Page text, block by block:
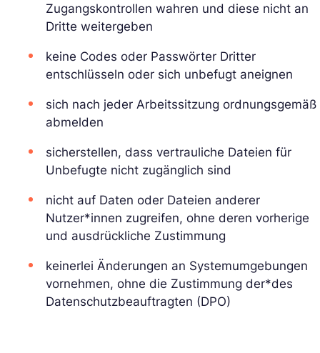
Zugangskontrollen wahren und diese nicht an
Dritte weitergeben
keine Codes oder Passwörter Dritter
entschlüsseln oder sich unbefugt aneignen
sich nach jeder Arbeitssitzung ordnungsgemäß
abmelden
sicherstellen, dass vertrauliche Dateien für
Unbefugte nicht zugänglich sind
nicht auf Daten oder Dateien anderer
Nutzer*innen zugreifen, ohne deren vorherige
und ausdrückliche Zustimmung
keinerlei Änderungen an Systemumgebungen
vornehmen, ohne die Zustimmung der*des
Datenschutzbeauftragten (DPO)